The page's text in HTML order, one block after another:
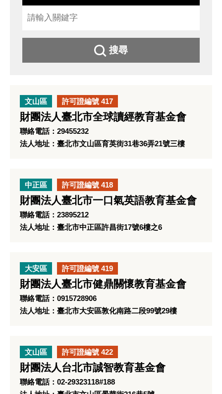
搜尋
文山區 許可證編號 417
財團法人臺北市全球讀經教育基金會
聯絡電話：29455232
法人地址：臺北市文山區育英街31巷36弄21號三樓
中正區 許可證編號 418
財團法人臺北市一口氣英語教育基金會
聯絡電話：23895212
法人地址：臺北市中正區許昌街17號6樓之6
大安區 許可證編號 419
財團法人臺北市健鼎關懷教育基金會
聯絡電話：0915728906
法人地址：臺北市大安區敦化南路二段99號29樓
文山區 許可證編號 422
財團法人台北市誠智教育基金會
聯絡電話：02-29323118#188